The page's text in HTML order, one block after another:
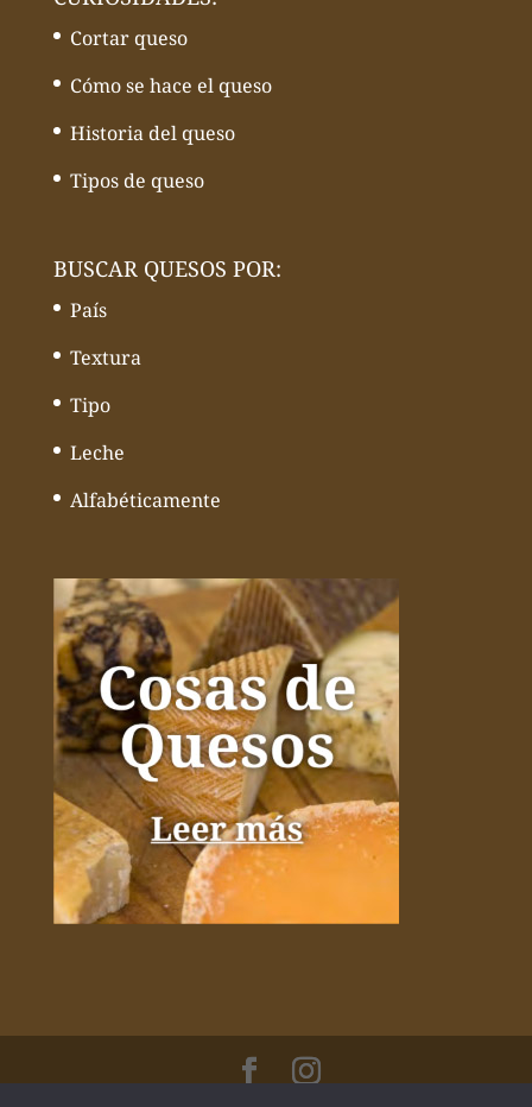
Cortar queso
Cómo se hace el queso
Historia del queso
Tipos de queso
BUSCAR QUESOS POR:
País
Textura
Tipo
Leche
Alfabéticamente